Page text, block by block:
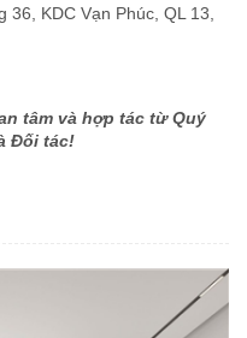
KDC Vạn Phúc, QL 13,
tâm và hợp tác từ Quý
Đối tác!